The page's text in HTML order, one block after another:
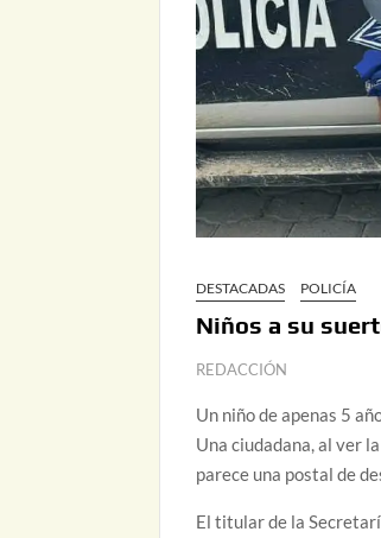
DESTACADAS POLICÍA
Niños a su
REDACCIÓN
Un niño de apenas 5
Una ciudadana, al ver
parece una postal de
El titular de la